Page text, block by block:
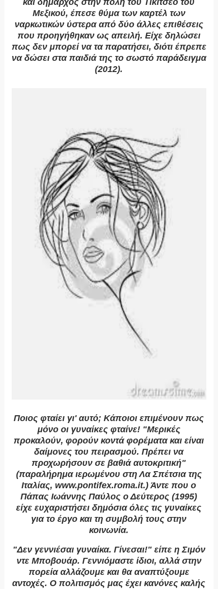
και δήμαρχος στην πόλη του Τικιτσέο του
Μεξικού, έπεσε θύμα των καρτέλ των
ναρκωτικών ύστερα από δύο άλλες επιθέσεις
που προηγήθηκαν ως απειλή. Είχε δηλώσει
πως δεν μπορεί να τα παρατήσει, διότι έπρεπε
να δώσει στα παιδιά της το σωστό παράδειγμα
(2012).
Ποιος φταίει γι' αυτό; Κάποιοι επιμένουν πως
μόνο οι γυναίκες φταίνε! "Μερικές
προκαλούν, φορούν κοντά φορέματα και είναι
δαίμονες του πειρασμού. Πρέπει να
προχωρήσουν σε βαθιά αυτοκριτική"
(παραλήρημα ιερωμένου στη Λα Σπέτσια της
Ιταλίας, www.pontifex.roma.it.) Άντε που ο
Πάπας Ιωάννης Παύλος ο Δεύτερος (1995)
είχε ευχαριστήσει δημόσια όλες τις γυναίκες
για το έργο και τη συμβολή τους στην
κοινωνία.
"Δεν γεννιέσαι γυναίκα. Γίνεσαι!" είπε η Σιμόν
ντε Μποβουάρ. Γεννιόμαστε ίδιοι, αλλά στην
πορεία αλλάζουμε και θα αναπτύξουμε
αντοχές. Ο πολιτισμός μας έχει κανόνες καλής